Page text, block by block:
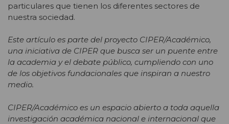
particulares que tienen los diferentes sectores de
nuestra sociedad.
Este artículo es parte del proyecto CIPER/Académico,
una iniciativa de CIPER que busca ser un puente entre
la academia y el debate público, cumpliendo con uno
de los objetivos fundacionales que inspiran a nuestro
medio.
CIPER/Académico es un espacio abierto a toda aquella
investigación académica nacional e internacional que